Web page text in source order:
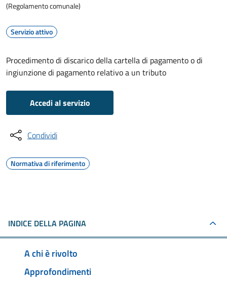
(Regolamento comunale)
Servizio attivo
Procedimento di discarico della cartella di pagamento o di
ingiunzione di pagamento relativo a un tributo
Accedi al servizio
Condividi
Normativa di riferimento
INDICE DELLA PAGINA
A chi è rivolto
Approfondimenti